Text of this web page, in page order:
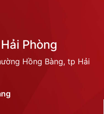
Phòng
Hồng Bàng, tp Hải